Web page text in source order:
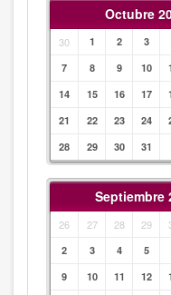
Octubre
30 1 2 3
7
8 9 10
14
15 16 17
21
22 23 24
28
29 30 31
Septiembre
26 27 28 29
2 3 4 5
9
10 11 12